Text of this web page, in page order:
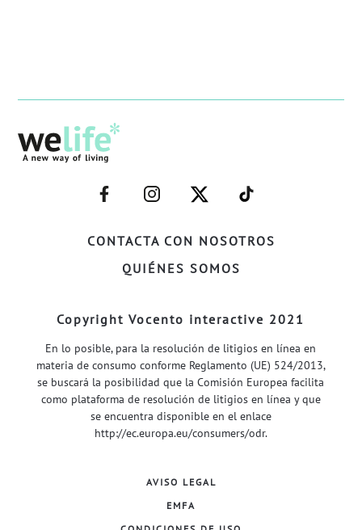
CONTACTA CON NOSOTROS
QUIÉNES SOMOS
–
FACEBOOK–
–
INSTAGRAM–
–
TWITTER–
–
WELIFE–
Copyright Vocento interactive 2021
En lo posible, para la resolución de litigios en línea en
materia de consumo conforme Reglamento (UE) 524/2013,
se buscará la posibilidad que la Comisión Europea facilita
como plataforma de resolución de litigios en línea y que
se encuentra disponible en el enlace
http://ec.europa.eu/consumers/odr.
AVISO LEGAL
EMFA